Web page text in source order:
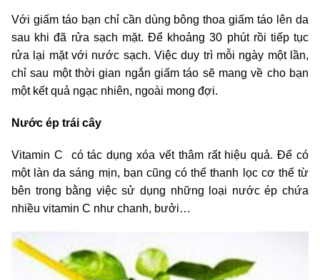
Với giấm táo bạn chỉ cần dùng bông thoa giấm táo lên da
sau khi đã rửa sạch mặt. Để khoảng 30 phút rồi tiếp tục
rửa lại mặt với nước sạch. Việc duy trì mỗi ngày một lần,
chỉ sau một thời gian ngắn giấm táo sẽ mang về cho bạn
một kết quả ngạc nhiên, ngoài mong đợi.
Nước ép trái cây
Vitamin C có tác dụng xóa vết thâm rất hiệu quả. Để có
một làn da sáng mịn, bạn cũng có thể thanh lọc cơ thể từ
bên trong bằng việc sử dụng những loại nước ép chứa
nhiều vitamin C như chanh, bưởi…